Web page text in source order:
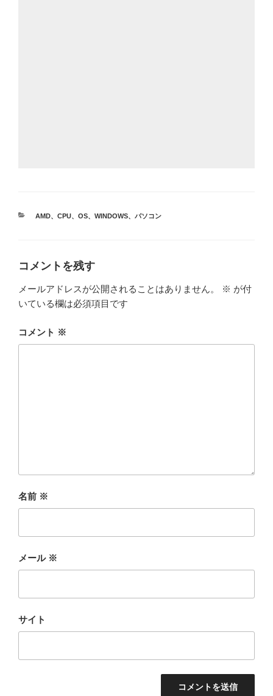
カ
AMD、 CPU、 OS、 WINDOWS、 パソコン
コメントを残す
メールアドレスが公開されることはありません。 ※ が付
いている欄は必須項目です
コメント ※
名前 ※
メール ※
サイト